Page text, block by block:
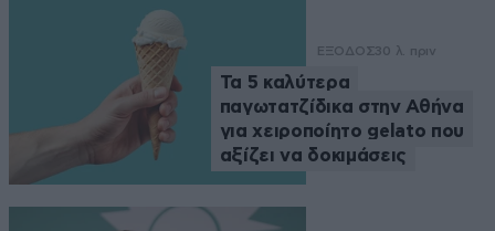
ΕΞΟΔΟΣ30 λ. πριν
Τα 5 καλύτερα
παγωτατζίδικα στην Αθήνα
για χειροποίητο gelato που
αξίζει να δοκιμάσεις